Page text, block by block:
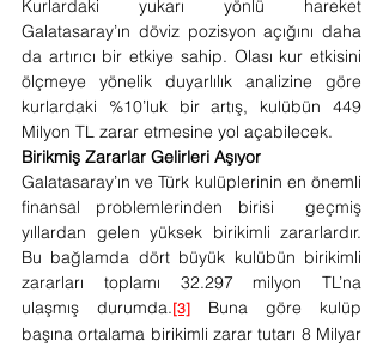
Kurlardaki yukarı yönlü hareket
Galatasaray’ın döviz pozisyon açığını daha
da artırıcı bir etkiye sahip. Olası kur etkisini
ölçmeye yönelik duyarlılık analizine göre
kurlardaki %10’luk bir artış, kulübün 449
Milyon TL zarar etmesine yol açabilecek.
Birikmiş Zararlar Gelirleri Aşıyor
Galatasaray’ın ve Türk kulüplerinin en önemli
finansal problemlerinden birisi  geçmiş
yıllardan gelen yüksek birikimli zararlardır.
Bu bağlamda dört büyük kulübün birikimli
zararları toplamı 32.297 milyon TL’na
ulaşmış durumda. [3]
Buna göre kulüp
başına ortalama birikimli zarar tutarı 8 Milyar